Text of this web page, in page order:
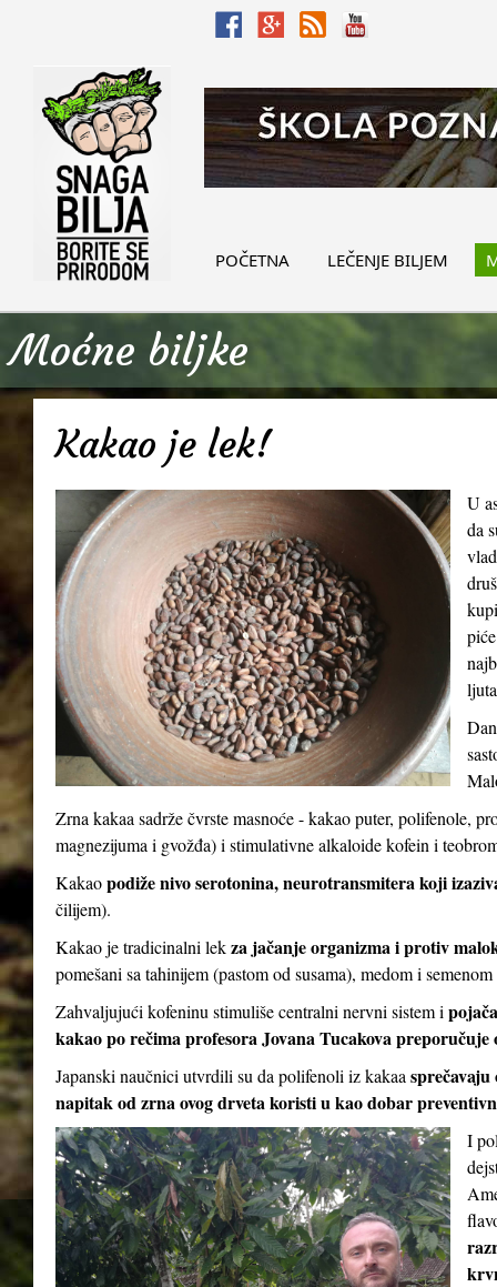
POČETNA LEČENJE BILJEM
Moćne biljke
Kakao je lek!
U
da
Zrna kakaa sadrže čvrste masnoće - kakao puter, polifenole,
magnezijuma i gvožđa) i stimulativne alkaloide kofein i
Kakaopodiže nivo serotonina, neurotransmitera koji
čilijem).
Kakao je tradicinalni lekza jačanje organizma i protiv
pomešani sa tahinijem (pastom od susama), medom i
Zahvaljujući kofeninu stimuliše centralni nervni sistem i
kakao po rečima profesora Jovana Tucakova preporučuje
Japanski naučnici utvrdili su da polifenoli iz kakaa
napitak od zrna ovog drveta koristi u kao dobar
I